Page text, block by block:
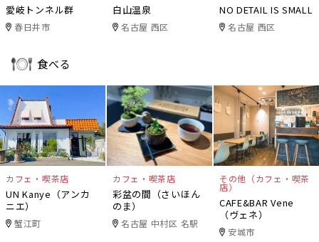
愛岐トンネル群
春日井市
白山温泉
名古屋 西区
NO DETAIL IS SMALL
名古屋 西区
食べる
カフェ・喫茶店
UN Kanye（アンカ
ニエ）
蟹江町
カフェ・喫茶店
彩盆の間（さいほん
のま）
名古屋 中村区 名駅
その他（カフェ・喫茶
店）
CAFE&BAR Vene
（ヴェネ）
安城市